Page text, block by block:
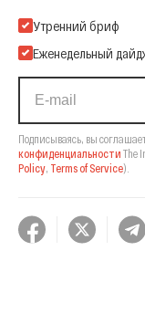
Подпишитесь на
Утренний бриф
Еженедельный
Подписываясь, вы
конфиденциальности The
Policy, Terms of Service).